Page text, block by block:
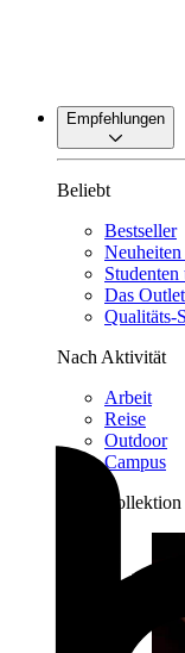
Empfehlungen
Beliebt
Bestseller
Neuheiten
Das Outlet
Qualitäts-
Nach Aktivität
Arbeit
Reise
Outdoor
Campus
Nach Kollektion